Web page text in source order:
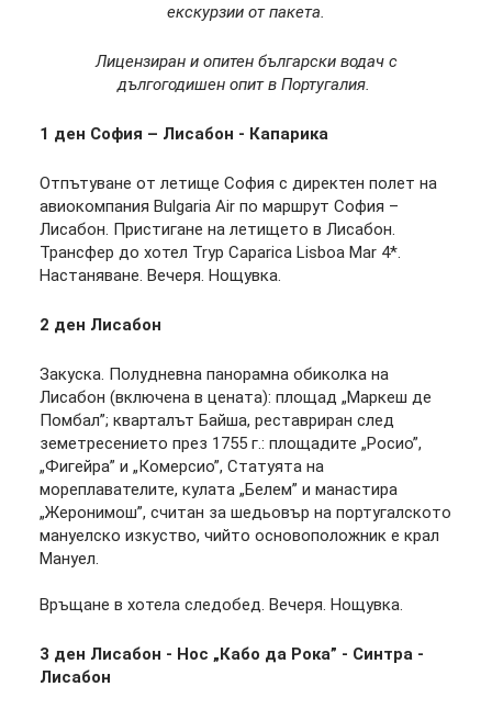
екскурзии от пакета.
Лицензиран и опитен български водач с
дългогодишен опит в Португалия.
1 ден София – Лисабон - Капарика
Отпътуване от летище София с директен полет на
авиокомпания Bulgaria Air по маршрут София –
Лисабон. Пристигане на летището в Лисабон.
Трансфер до хотел Tryp Caparica Lisboa Mar 4*.
Настаняване. Вечеря. Нощувка.
2 ден Лисабон
Закуска. Полудневна панорамна обиколка на
Лисабон (включена в цената): площад „Маркеш де
Помбал”; кварталът Байша, реставриран след
земетресението през 1755 г.: площадите „Росио”,
„Фигейра” и „Комерсио”, Статуята на
мореплавателите, кулата „Белем” и манастира
„Жеронимош”, считан за шедьовър на португалското
мануелско изкуство, чийто основоположник е крал
Мануел.
Връщане в хотела следобед. Вечеря. Нощувка.
3 ден Лисабон - Нос „Кабо да Рока” - Синтра -
Лисабон